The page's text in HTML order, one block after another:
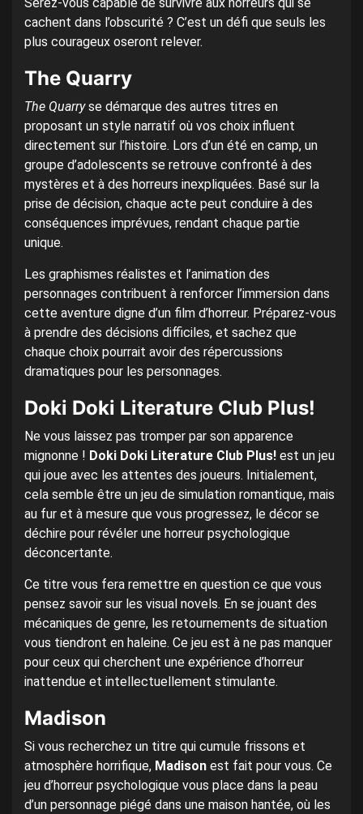
Serez-vous capable de survivre aux horreurs qui se
cachent dans l’obscurité ? C’est un défi que seuls les
plus courageux oseront relever.
The Quarry
The Quarryse démarque des autres titres en
proposant un style narratif où vos choix influent
directement sur l’histoire. Lors d’un été en camp, un
groupe d’adolescents se retrouve confronté à des
mystères et à des horreurs inexpliquées. Basé sur la
prise de décision, chaque acte peut conduire à des
conséquences imprévues, rendant chaque partie
unique.
Les graphismes réalistes et l’animation des
personnages contribuent à renforcer l’immersion dans
cette aventure digne d’un film d’horreur. Préparez-vous
à prendre des décisions difficiles, et sachez que
chaque choix pourrait avoir des répercussions
dramatiques pour les personnages.
Doki Doki Literature Club Plus!
Ne vous laissez pas tromper par son apparence
mignonne ! Doki Doki Literature Club Plus! est un jeu
qui joue avec les attentes des joueurs. Initialement,
cela semble être un jeu de simulation romantique, mais
au fur et à mesure que vous progressez, le décor se
déchire pour révéler une horreur psychologique
déconcertante.
Ce titre vous fera remettre en question ce que vous
pensez savoir sur les visual novels. En se jouant des
mécaniques de genre, les retournements de situation
vous tiendront en haleine. Ce jeu est à ne pas manquer
pour ceux qui cherchent une expérience d’horreur
inattendue et intellectuellement stimulante.
Madison
Si vous recherchez un titre qui cumule frissons et
atmosphère horrifique, Madison est fait pour vous. Ce
jeu d’horreur psychologique vous place dans la peau
d’un personnage piégé dans une maison hantée, où les